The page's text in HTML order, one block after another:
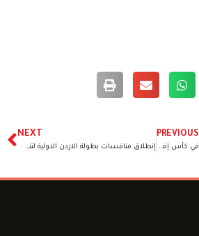
PREVIOUS
4 ميداليات متنوعة للباراترياثلون في كأس إفريقيا بشرم الشيخ
NEXT
إنطلاق منافسات بطولة الاردن الدولية لتنس الطاولة الباراليمبي لمشاركة 14مصريا